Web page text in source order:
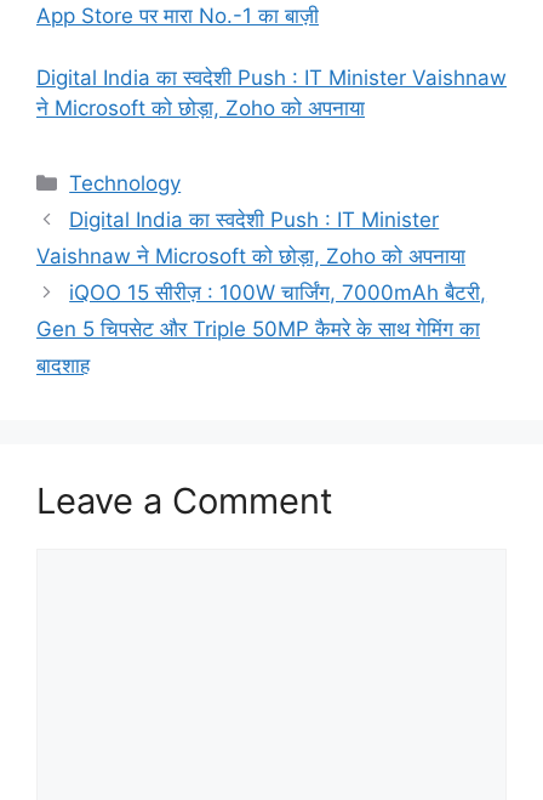
App Store पर मारा No.-1 का बाज़ी
Digital India का स्वदेशी Push : IT Minister Vaishnaw
ने Microsoft को छोड़ा, Zoho को अपनाया
Categories
Technology
Digital India का स्वदेशी Push : IT Minister
Vaishnaw ने Microsoft को छोड़ा, Zoho को अपनाया
iQOO 15 सीरीज़ : 100W चार्जिंग, 7000mAh बैटरी,
Gen 5 चिपसेट और Triple 50MP कैमरे के साथ गेमिंग का
बादशाह
Leave a Comment